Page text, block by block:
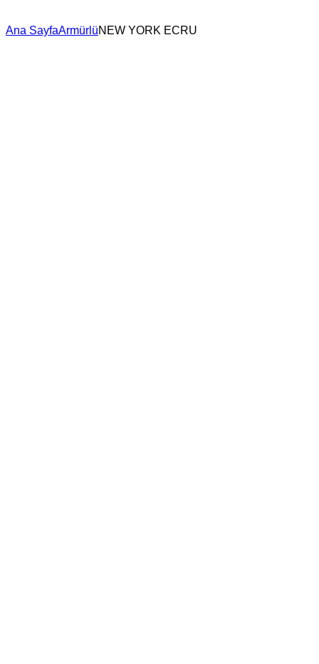
Ana SayfaArmürlüNEW YORK ECRU